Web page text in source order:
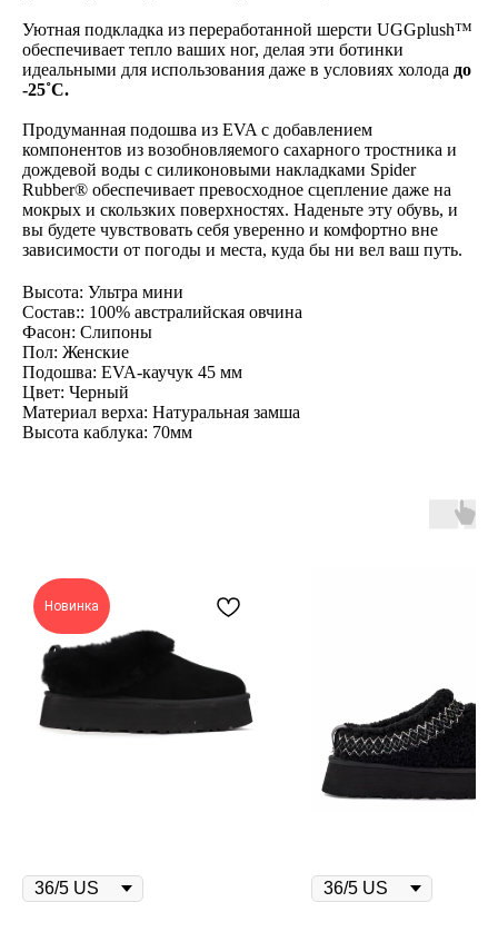
Уютная подкладка из переработанной шерсти UGGplush™
обеспечивает тепло ваших ног, делая эти ботинки
идеальными для использования даже в условиях холода до
-25˚C.
Продуманная подошва из EVA с добавлением
компонентов из возобновляемого сахарного тростника и
дождевой воды с силиконовыми накладками Spider
Rubber® обеспечивает превосходное сцепление даже на
мокрых и скользких поверхностях. Наденьте эту обувь, и
вы будете чувствовать себя уверенно и комфортно вне
зависимости от погоды и места, куда бы ни вел ваш путь.
Высота: Ультра мини
Состав:: 100% австралийская овчина
Фасон: Слипоны
Пол: Женские
Подошва: EVA-каучук 45 мм
Цвет: Черный
Материал верха: Натуральная замша
Высота каблука: 70мм
Новинка